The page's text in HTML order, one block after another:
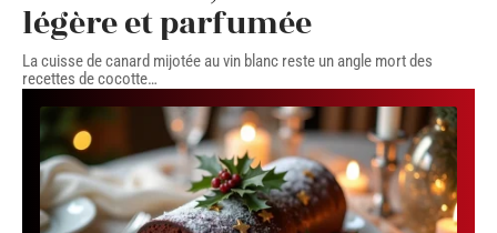
légère et parfumée
La cuisse de canard mijotée au vin blanc reste un angle mort des
recettes de cocotte…